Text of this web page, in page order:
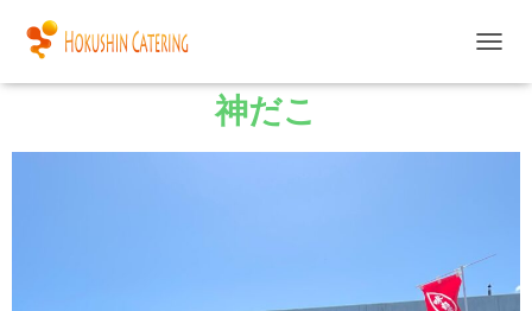
ビ
シ
り
替
神だこ